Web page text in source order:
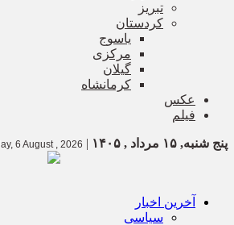
تبریز
کردستان
یاسوج
مرکزی
گیلان
کرمانشاه
عکس
فیلم
پنج شنبه, ۱۵ مرداد , ۱۴۰۵ |
6 August , 2026
آخرین اخبار
سیاسی